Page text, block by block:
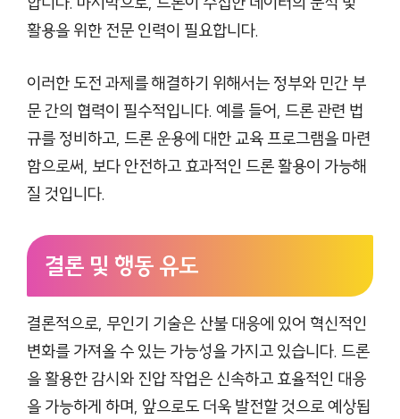
활용을 위한 전문 인력이 필요합니다.
이러한 도전 과제를 해결하기 위해서는 정부와 민간 부
문 간의 협력이 필수적입니다. 예를 들어, 드론 관련 법
규를 정비하고, 드론 운용에 대한 교육 프로그램을 마련
함으로써, 보다 안전하고 효과적인 드론 활용이 가능해
질 것입니다.
결론 및 행동 유도
결론적으로, 무인기 기술은 산불 대응에 있어 혁신적인
변화를 가져올 수 있는 가능성을 가지고 있습니다. 드론
을 활용한 감시와 진압 작업은 신속하고 효율적인 대응
을 가능하게 하며, 앞으로도 더욱 발전할 것으로 예상됩